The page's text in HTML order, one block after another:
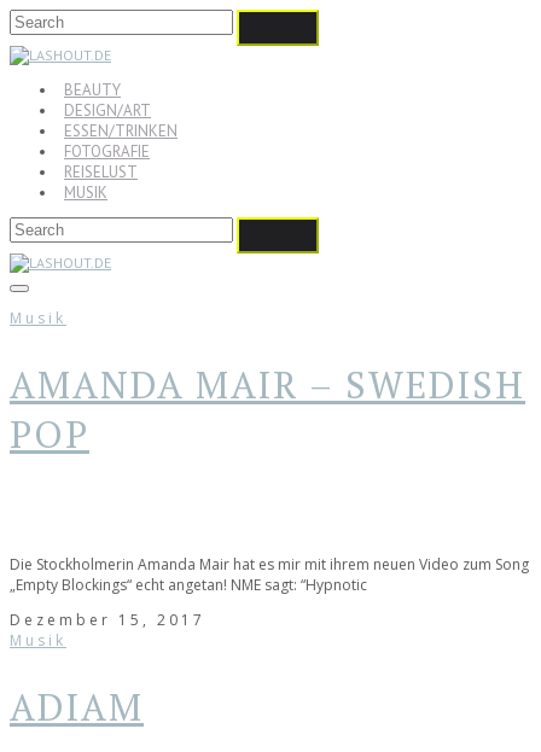
BEAUTY
DESIGN/ART
ESSEN/TRINKEN
FOTOGRAFIE
REISELUST
MUSIK
Musik
AMANDA MAIR – SWEDISH
POP
Die Stockholmerin Amanda Mair hat es mir mit ihrem neuen Video zum Song
„Empty Blockings“ echt angetan! NME sagt: “Hypnotic
Dezember 15, 2017
Musik
ADIAM